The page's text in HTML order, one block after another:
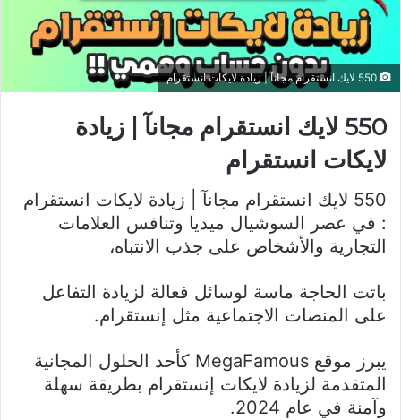
550 لايك انستقرام مجانآ | زيادة
لايكات انستقرام
550 لايك انستقرام مجانآ | زيادة لايكات انستقرام
: في عصر السوشيال ميديا وتنافس العلامات
التجارية والأشخاص على جذب الانتباه،
باتت الحاجة ماسة لوسائل فعالة لزيادة التفاعل
على المنصات الاجتماعية مثل إنستقرام.
يبرز موقع MegaFamous كأحد الحلول المجانية
المتقدمة لزيادة لايكات إنستقرام بطريقة سهلة
وآمنة في عام 2024.